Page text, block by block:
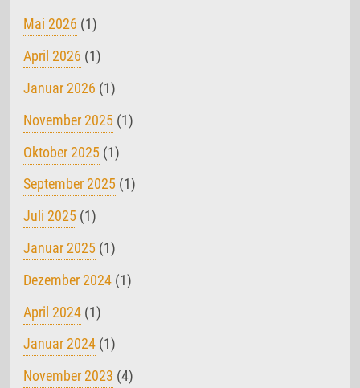
Mai 2026 (1)
April 2026 (1)
Januar 2026 (1)
November 2025 (1)
Oktober 2025 (1)
September 2025 (1)
Juli 2025 (1)
Januar 2025 (1)
Dezember 2024(1)
April 2024(1)
Januar 2024(1)
November 2023 (4)